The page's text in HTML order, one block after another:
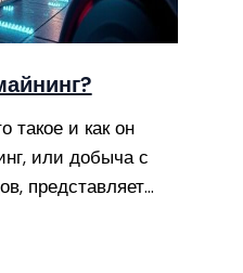
такое и как он
или добыча с
представляет…